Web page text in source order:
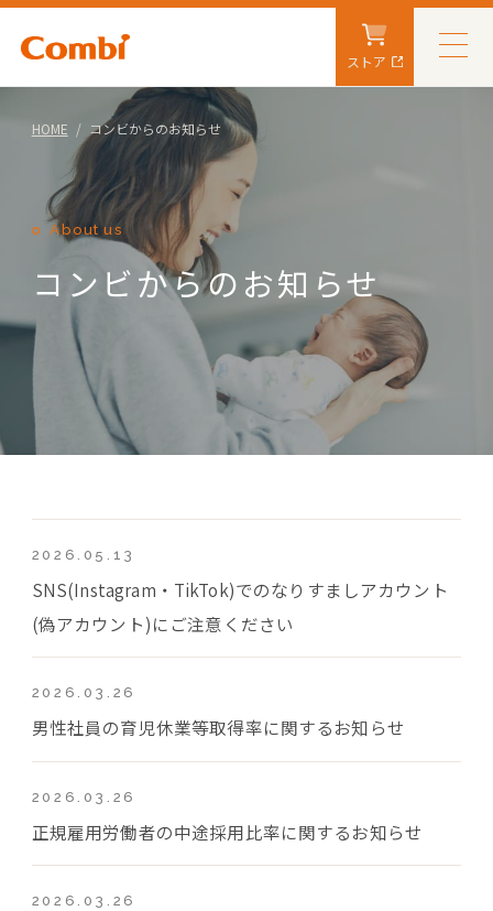
ストア
HOME コンビからのお知らせ
About us
コンビからのお知らせ
2026.05.13
SNS(Instagram・TikTok)でのなりすましアカウント
(偽アカウント)にご注意ください
2026.03.26
男性社員の育児休業等取得率に関するお知らせ
2026.03.26
正規雇用労働者の中途採用比率に関するお知らせ
2026.03.26